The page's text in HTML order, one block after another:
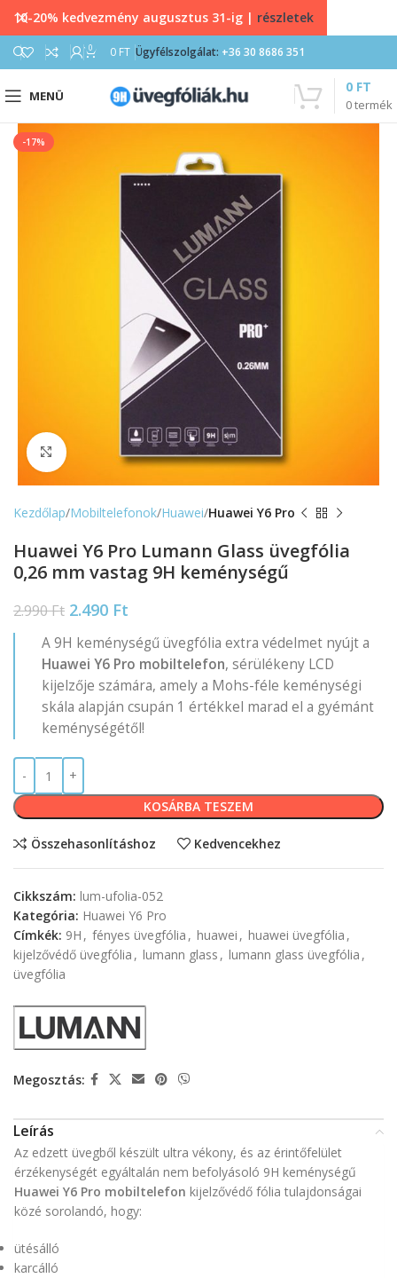
0 0 FT Ügyfélszolgálat: +36 30 8686 351
MENÜ
0termék
0 FT
-17%
Nagyítás
Kezdőlap Mobiltelefonok Huawei Huawei Y6 Pro
Huawei Y6 Pro Lumann Glass üvegfólia
0,26 mm vastag 9H keménységű
2.990Ft 2.490 Ft
A 9H keménységű üvegfólia extra védelmet nyújt a
Huawei Y6 Pro mobiltelefon, sérülékeny LCD
kijelzője számára, amely a Mohs-féle keménységi
skála alapján csupán 1 értékkel marad el a gyémánt
keménységétől!
KOSÁRBA TESZEM
Összehasonlításhoz Kedvencekhez
Cikkszám: lum-ufolia-052
Kategória: Huawei Y6 Pro
Címkék: 9H , fényes üvegfólia , huawei , huawei üvegfólia ,
kijelzővédő üvegfólia , lumann glass , lumann glass üvegfólia ,
üvegfólia
Megosztás:
Leírás
Az edzett üvegből készült ultra vékony, és az érintőfelület
érzékenységét egyáltalán nem befolyásoló 9H keménységű
Huawei Y6 Pro mobiltelefon kijelzővédő fólia tulajdonságai
közé sorolandó, hogy:
ütésálló
karcálló
10-20% kedvezmény augusztus 31-ig | részletek